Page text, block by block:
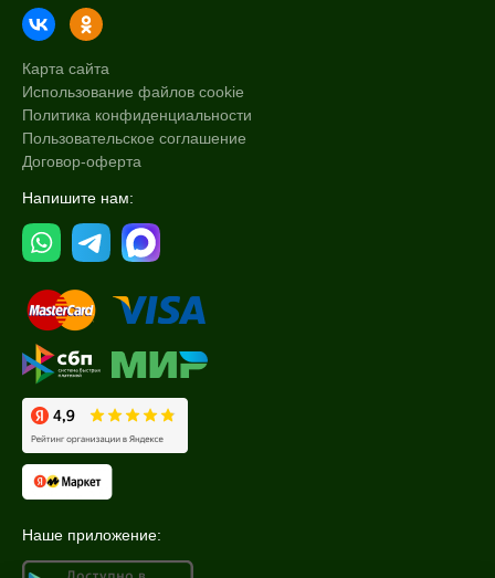
Карта сайта
Использование файлов cookie
Политика конфиденциальности
Пользовательское соглашение
Договор-оферта
Напишите нам:
Наше приложение: